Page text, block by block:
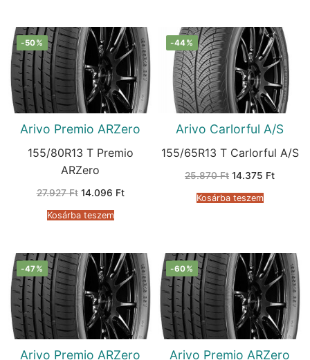
-50%
Arivo Premio ARZero
155/80R13 T Premio
ARZero
27.927Ft Original
was:
27.927 Ft.
14.096 FtCurrent
Kosárba teszem
-44%
Arivo Carlorful A/S
155/65R13 T Carlorful A/S
25.870Ft Original
was:
25.870 Ft.
14.375 FtCurrent
Kosárba teszem
-47%
Arivo Premio ARZero
-60%
Arivo Premio ARZero